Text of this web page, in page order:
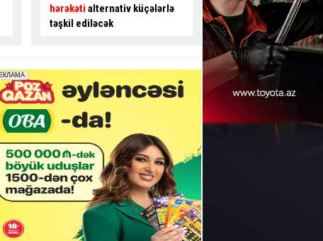
gedənlərdən ödəniş alınır? -
İDDİA - VİDEO
avtobus sürücüsü ilə
mübahisə etdi-